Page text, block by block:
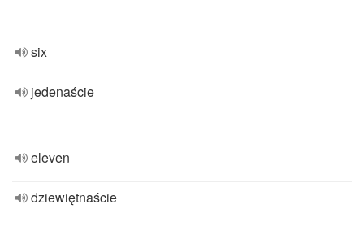
six
jedenaście
eleven
dziewiętnaście